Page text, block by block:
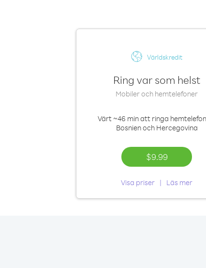
Världskredit
Ring var som helst
Mobiler och hemtelefoner
Värt ~46 minatt ringa
Bosnien och Hercegovina
$9.99
Visa priser Läs mer